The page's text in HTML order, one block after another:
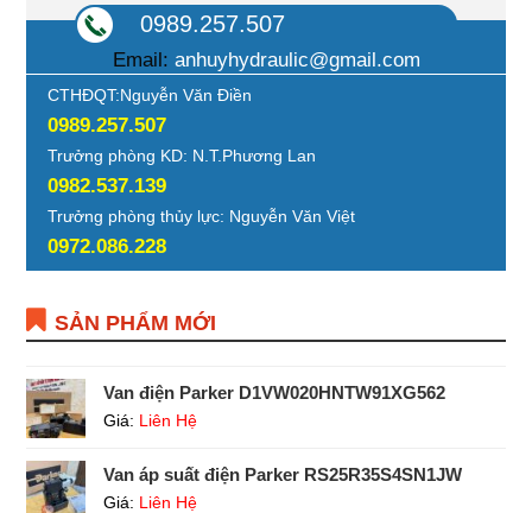
0989.257.507
Email: anhuyhydraulic@gmail.com
CTHĐQT:Nguyễn Văn Điền
0989.257.507
Trưởng phòng KD: N.T.Phương Lan
0982.537.139
Trưởng phòng thủy lực: Nguyễn Văn Việt
0972.086.228
SẢN PHẨM MỚI
Van điện Parker D1VW020HNTW91XG562
Giá: Liên Hệ
Van áp suất điện Parker RS25R35S4SN1JW
Giá: Liên Hệ